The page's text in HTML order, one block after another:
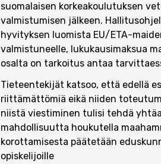
suomalaisen korkeakoulutuksen
valmistumisen jälkeen.
hyvityksen luomista EU/ETA-
valmistuneelle, lukukausimaksua
osalta on tarkoitus antaa
Tieteentekijät katsoo, että edellä
riittämättömiä eikä niiden
niistä viestiminen tulisi tehdä
mahdollisuutta houkutella
korottamisesta päätetään
opiskelijoille